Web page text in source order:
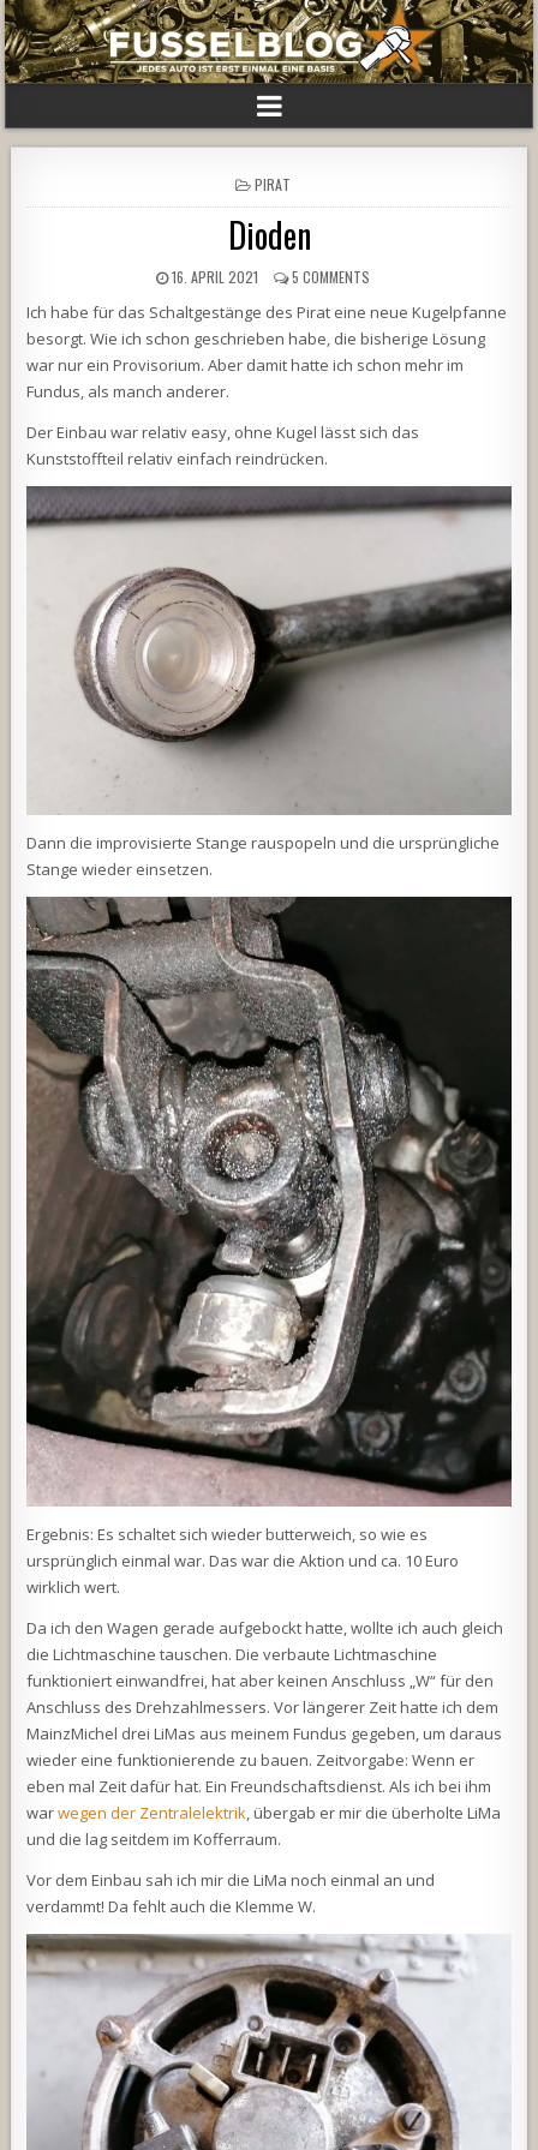
POSTED
IN
PIRAT
Dioden
16. APRIL 2021 5 COMMENTS
Ich habe für das Schaltgestänge des Pirat eine neue Kugelpfanne
besorgt. Wie ich schon geschrieben habe, die bisherige Lösung
war nur ein Provisorium. Aber damit hatte ich schon mehr im
Fundus, als manch anderer.
Der Einbau war relativ easy, ohne Kugel lässt sich das
Kunststoffteil relativ einfach reindrücken.
Dann die improvisierte Stange rauspopeln und die ursprüngliche
Stange wieder einsetzen.
Ergebnis: Es schaltet sich wieder butterweich, so wie es
ursprünglich einmal war. Das war die Aktion und ca. 10 Euro
wirklich wert.
Da ich den Wagen gerade aufgebockt hatte, wollte ich auch gleich
die Lichtmaschine tauschen. Die verbaute Lichtmaschine
funktioniert einwandfrei, hat aber keinen Anschluss „W“ für den
Anschluss des Drehzahlmessers. Vor längerer Zeit hatte ich dem
MainzMichel drei LiMas aus meinem Fundus gegeben, um daraus
wieder eine funktionierende zu bauen. Zeitvorgabe: Wenn er
eben mal Zeit dafür hat. Ein Freundschaftsdienst. Als ich bei ihm
warwegen der Zentralelektrik, übergab er mir die überholte LiMa
und die lag seitdem im Kofferraum.
Vor dem Einbau sah ich mir die LiMa noch einmal an und
verdammt! Da fehlt auch die Klemme W.